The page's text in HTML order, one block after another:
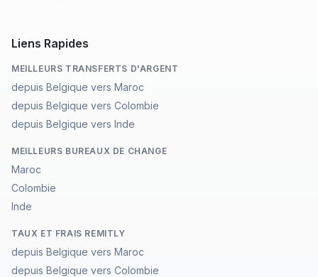
Liens Rapides
MEILLEURS TRANSFERTS D'ARGENT
depuis Belgique vers Maroc
depuis Belgique vers Colombie
depuis Belgique vers Inde
MEILLEURS BUREAUX DE CHANGE
Maroc
Colombie
Inde
TAUX ET FRAIS REMITLY
depuis Belgique vers Maroc
depuis Belgique vers Colombie